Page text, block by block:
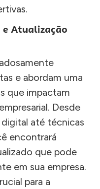
Atualização
e abordam uma
que impactam
Desde
até técnicas
encontrará
que pode
em sua empresa.
para a